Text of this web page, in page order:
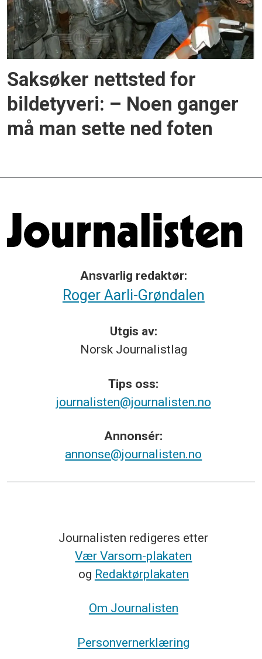
Saksøker nettsted for
bildetyveri: – Noen ganger
må man sette ned foten
Ansvarlig redaktør:
Roger Aarli-Grøndalen
Utgis av:
Norsk Journalistlag
Tips oss:
journalisten@journalisten.no
Annonsér:
annonse@journalisten.no
Journalisten redigeres etter
Vær Varsom-plakaten
og Redaktørplakaten
Om Journalisten
Personvernerklæring